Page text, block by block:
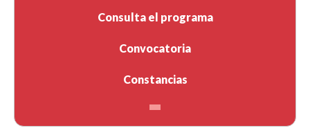
Consulta el programa
Convocatoria
Constancias